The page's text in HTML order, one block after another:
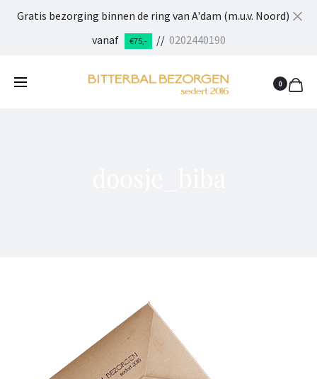
Gratis bezorging binnen de ring van A'dam (m.u.v. Noord)
vanaf
€75,- // 0202440190
0